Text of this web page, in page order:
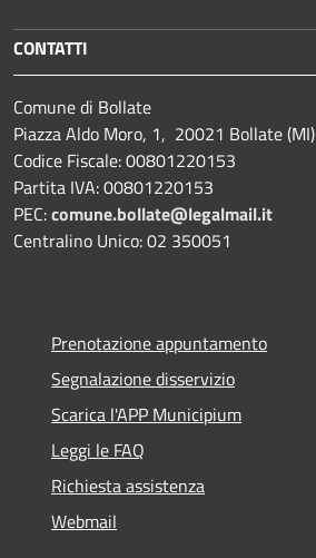
CONTATTI
Comune di Bollate
Piazza Aldo Moro, 1, 20021 Bollate (MI)
Codice Fiscale: 00801220153
Partita IVA: 00801220153
PEC:comune.bollate@legalmail.it
Centralino Unico: 02 350051
Prenotazione appuntamento
Segnalazione disservizio
Scarica l'APP Municipium
Leggi le FAQ
Richiesta assistenza
Webmail